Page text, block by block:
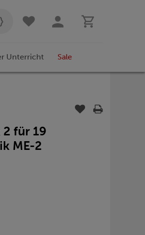
Unterricht Sale
für 19
ME-2